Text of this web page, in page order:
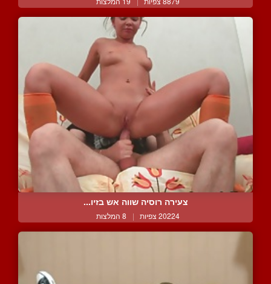
צעירה רוסיה שווה אש בזיו...
20224 צפיות | 8 המלצות